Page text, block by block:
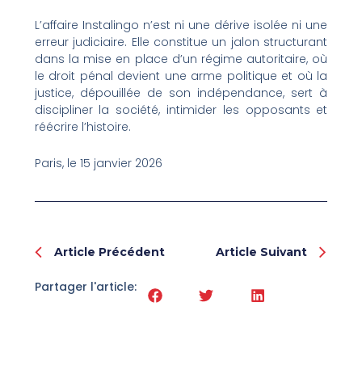
L’affaire Instalingo n’est ni une dérive isolée ni une
erreur judiciaire. Elle constitue un jalon structurant
dans la mise en place d’un régime autoritaire, où
le droit pénal devient une arme politique et où la
justice, dépouillée de son indépendance, sert à
discipliner la société, intimider les opposants et
réécrire l’histoire.
Paris, le 15 janvier 2026
Prev
Article Précédent Article Suivant
Partager l'article: